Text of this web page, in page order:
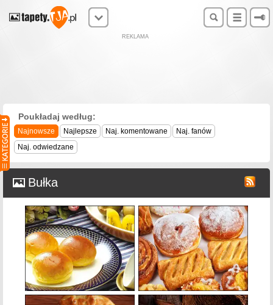
REKLAMA
Poukładaj według:
Najnowsze Najlepsze Naj. komentowane
Naj. fanów
Naj. odwiedzane
Bułka